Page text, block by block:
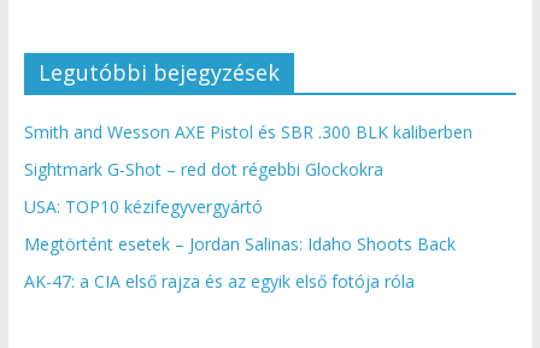
Legutóbbi bejegyzések
Smith and Wesson AXE Pistol és SBR .300 BLK kaliberben
Sightmark G-Shot – red dot régebbi Glockokra
USA: TOP10 kézifegyvergyártó
Megtörtént esetek – Jordan Salinas: Idaho Shoots Back
AK-47: a CIA első rajza és az egyik első fotója róla